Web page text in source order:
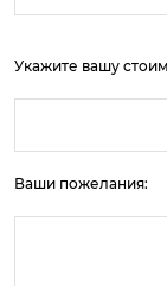
Укажите вашу
Ваши пожелания: